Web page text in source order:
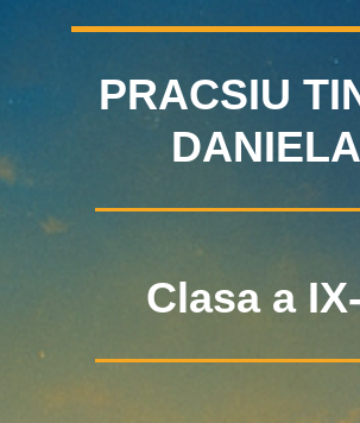
PRACSIU
DANIELA
Clasa a